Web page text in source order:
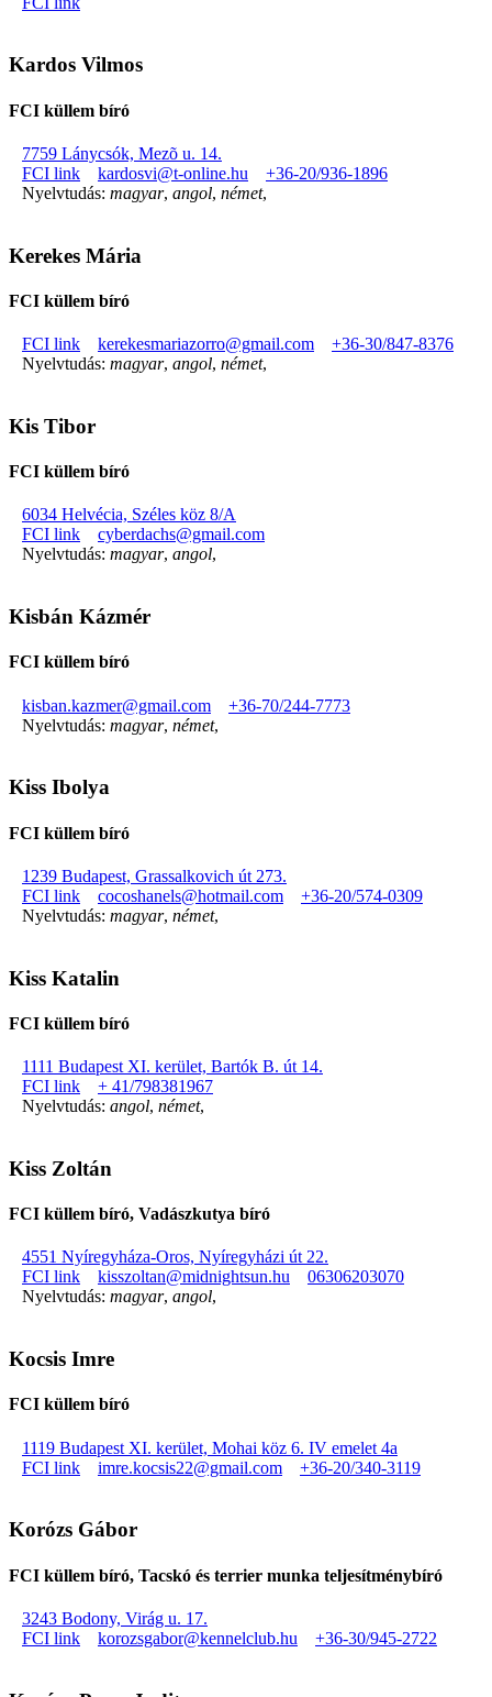
Kardos Vilmos
FCI küllem bíró
7759 Lánycsók, Mezõ u. 14.
FCI link
kardosvi@t-online.hu
+36-20/936-1896
Nyelvtudás: magyar, angol, német,
Kerekes Mária
FCI küllem bíró
FCI link kerekesmariazorro@gmail.com
+36-30/847-8376
Nyelvtudás: magyar, angol, német,
Kis Tibor
FCI küllem bíró
6034 Helvécia, Széles köz 8/A
FCI link
cyberdachs@gmail.com
Nyelvtudás: magyar, angol,
Kisbán Kázmér
FCI küllem bíró
kisban.kazmer@gmail.com
+36-70/244-7773
Nyelvtudás: magyar, német,
Kiss Ibolya
FCI küllem bíró
1239 Budapest, Grassalkovich út 273.
FCI link
cocoshanels@hotmail.com
+36-20/574-0309
Nyelvtudás: magyar, német,
Kiss Katalin
FCI küllem bíró
1111 Budapest XI. kerület, Bartók B. út 14.
FCI link
+ 41/798381967
Nyelvtudás: angol, német,
Kiss Zoltán
FCI küllem bíró, Vadászkutya bíró
4551 Nyíregyháza-Oros, Nyíregyházi út 22.
FCI link
kisszoltan@midnightsun.hu
06306203070
Nyelvtudás: magyar, angol,
Kocsis Imre
FCI küllem bíró
1119 Budapest XI. kerület, Mohai köz 6. IV emelet 4a
FCI link
imre.kocsis22@gmail.com +36-20/340-3119
Korózs Gábor
FCI küllem bíró, Tacskó és terrier munka teljesítménybíró
3243 Bodony, Virág u. 17.
FCI link
korozsgabor@kennelclub.hu +36-30/945-2722